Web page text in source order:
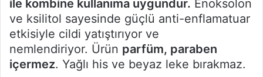
ile kombine kullanıma uygundur. Enoksolon
ve ksilitol sayesinde güçlü anti-enflamatuar
etkisiyle cildi yatıştırıyor ve
nemlendiriyor. Ürün parfüm, paraben
içermez. Yağlı his ve beyaz leke bırakmaz.